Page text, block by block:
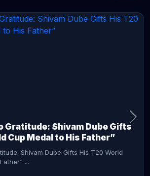
Gratitude: Shivam Dube Gifts
Cup Medal to His Father”
Shivam Dube Gifts His T20 World
...